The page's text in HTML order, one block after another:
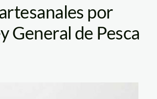
por
General de Pesca